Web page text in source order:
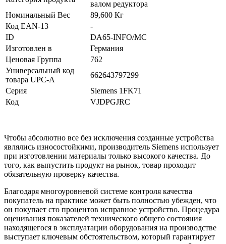
валом редуктора
Номинальный Вес
89,600 Кг
Код EAN-13
-
ID
DA65-INFO/MC
Изготовлен в
Германия
Ценовая Группа
762
Универсальный код
товара UPC-A
662643797299
Серия
Siemens 1FK71
Код
VJDPGJRC
Чтобы абсолютно все без исключения созданные устройства
являлись износостойкими, производитель Siemens использует
при изготовлении материалы только высокого качества. До
того, как выпустить продукт на рынок, товар проходит
обязательную проверку качества.
Благодаря многоуровневой системе контроля качества
покупатель на практике может быть полностью убежден, что
он покупает сто процентов исправное устройство. Процедура
оценивания показателей технического общего состояния
находящегося в эксплуатации оборудования на производстве
выступает ключевым обстоятельством, который гарантирует